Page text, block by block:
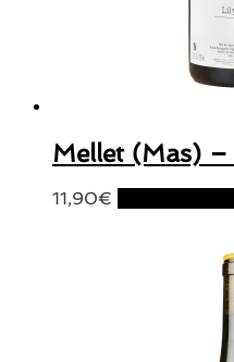
Mellet (Mas)
11,90€